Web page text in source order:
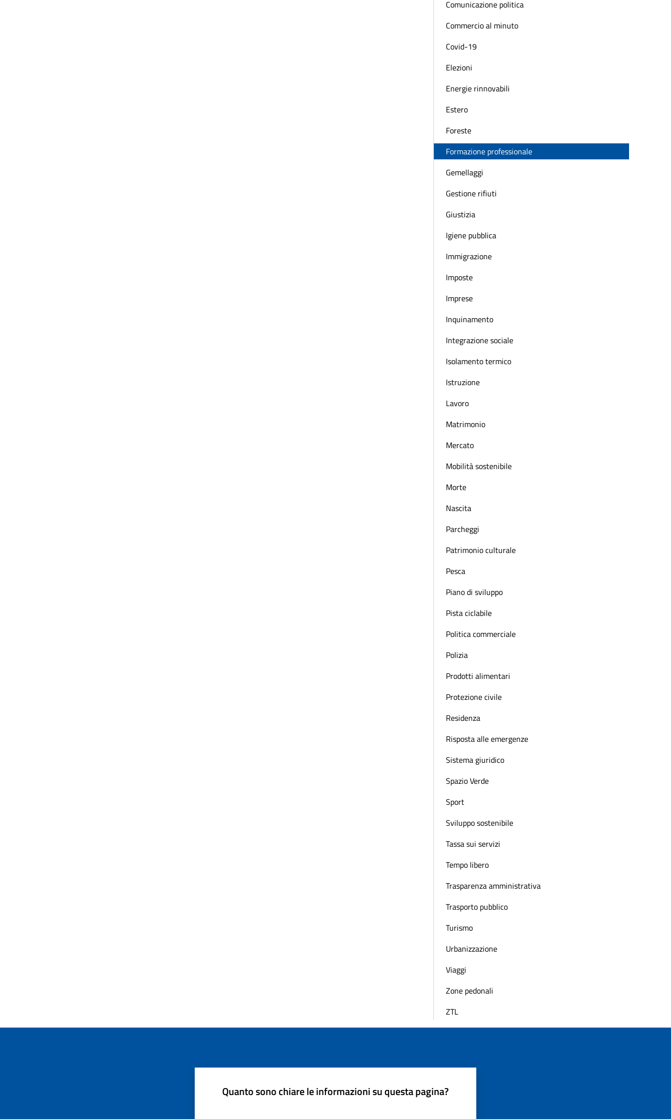
Comunicazione politica
Commercio al minuto
Covid-19
Elezioni
Energie rinnovabili
Estero
Foreste
Formazione professionale
Gemellaggi
Gestione rifiuti
Giustizia
Igiene pubblica
Immigrazione
Imposte
Imprese
Inquinamento
Integrazione sociale
Isolamento termico
Istruzione
Lavoro
Matrimonio
Mercato
Mobilità sostenibile
Morte
Nascita
Parcheggi
Patrimonio culturale
Pesca
Piano di sviluppo
Pista ciclabile
Politica commerciale
Polizia
Prodotti alimentari
Protezione civile
Residenza
Risposta alle emergenze
Sistema giuridico
Spazio Verde
Sport
Sviluppo sostenibile
Tassa sui servizi
Tempo libero
Trasparenza amministrativa
Trasporto pubblico
Turismo
Urbanizzazione
Viaggi
Zone pedonali
ZTL
Quanto sono chiare le informazioni su questa pagina?